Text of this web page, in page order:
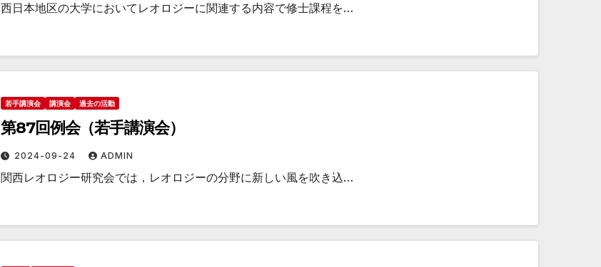
西日本地区の大学においてレオロジーに関連する内容で修士課程を…
若手講演会 講演会 過去の活動
第87回例会（若手講演会）
2024-09-24 ADMIN
関西レオロジー研究会では，レオロジーの分野に新しい風を吹き込…